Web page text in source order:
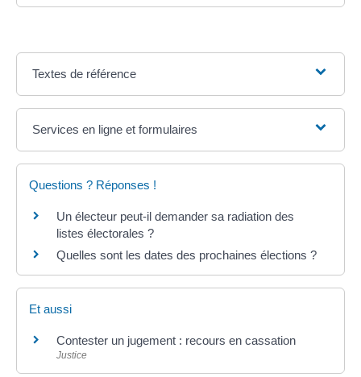
Textes de référence
Services en ligne et formulaires
Questions ? Réponses !
Un électeur peut-il demander sa radiation des
listes électorales ?
Quelles sont les dates des prochaines élections ?
Et aussi
Contester un jugement : recours en cassation
Justice